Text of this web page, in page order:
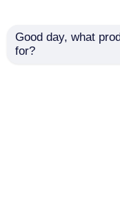
Good day, what
for?